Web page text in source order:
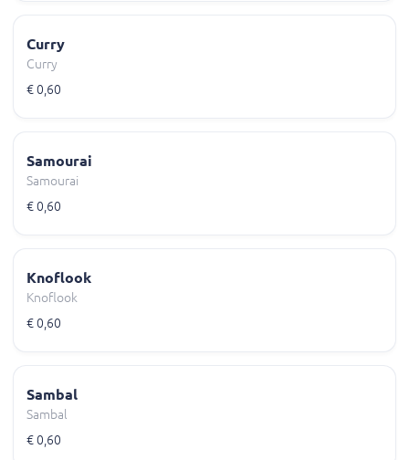
Curry
Curry
€ 0,60
Samourai
Samourai
€ 0,60
Knoflook
Knoflook
€ 0,60
Sambal
Sambal
€ 0,60